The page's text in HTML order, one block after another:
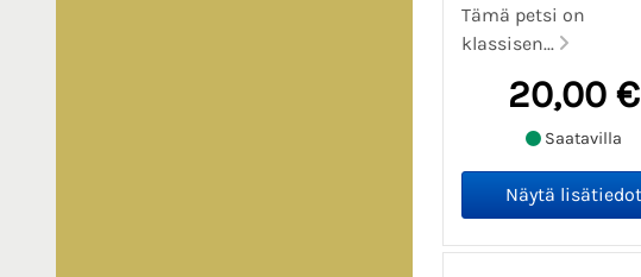
Tämä petsi on
klassisen...
20,00 €
Saatavilla